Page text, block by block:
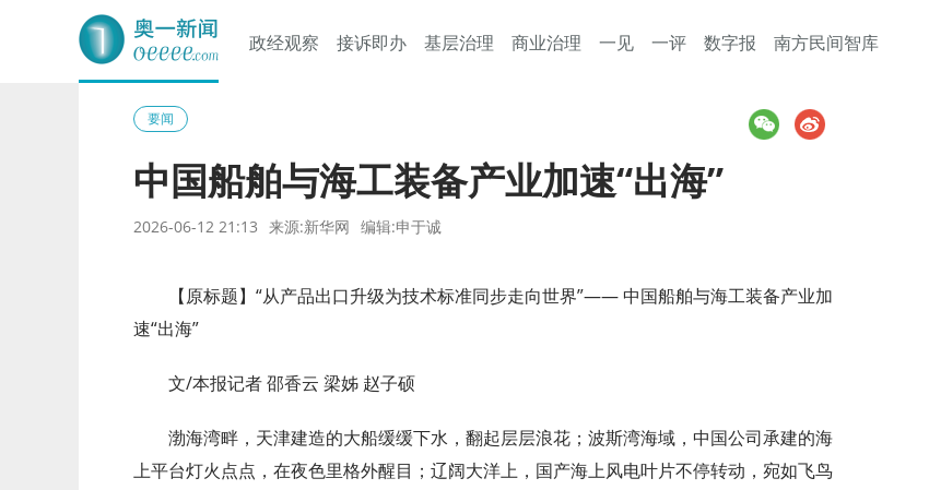
奥一网
政经观察 接诉即办 基层治理 商业治理 一见 一评 数字报 南方民间智库
要闻
中国船舶与海工装备产业加速“出海”
2026-06-12 21:13 来源:新华网 编辑:申于诚
【原标题】“从产品出口升级为技术标准同步走向世界”—— 中国船舶与海工装备产业加
速“出海”
文/本报记者 邵香云 梁姊 赵子硕
渤海湾畔，天津建造的大船缓缓下水，翻起层层浪花；波斯湾海域，中国公司承建的海
上平台灯火点点，在夜色里格外醒目；辽阔大洋上，国产海上风电叶片不停转动，宛如飞鸟